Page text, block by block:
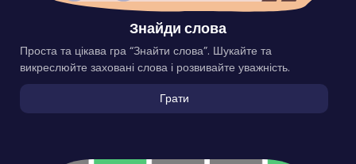
Знайди слова
Проста та цікава гра “Знайти слова”. Шукайте та
викреслюйте заховані слова і розвивайте уважність.
Грати